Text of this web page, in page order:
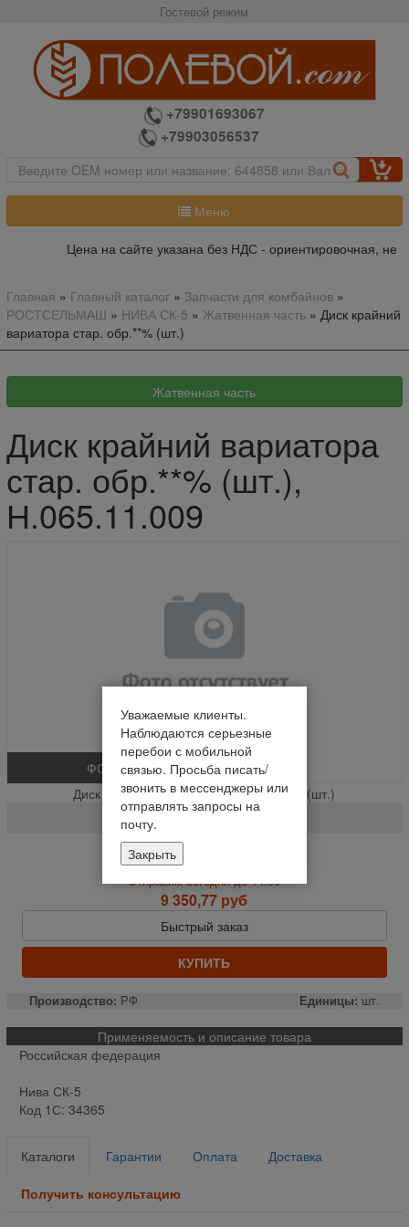
Гостевой режим
+79901693067
+79903056537
Меню
Цена на сайте указана без НДС - ориентировочная, не
Главная » Главный каталог» Запчасти для комбайнов»
РОСТСЕЛЬМАШ » НИВА СК-5 » Жатвенная часть» Диск крайний
вариатора стар. обр.**% (шт.)
Диск крайний вариатора
стар. обр.**% (шт.),
Н.065.11.009
ФОТО
Диск крайний вариатора стар. обр.**% (шт.)
Н.065.11.009
На складе
Отправим сегодня до 14:00
9 350,77 руб
Быстрый заказ
КУПИТЬ
Производство: РФ Единицы: шт.
Применяемость и описание товара
Российская федерация
Нива СК-5
Код 1С: 34365
Каталоги Гарантии Оплата Доставка
Получить консультацию
Уважаемые клиенты.
Наблюдаются серьезные
перебои с мобильной
связью. Просьба писать/
звонить в мессенджеры или
отправлять запросы на
почту.
Закрыть